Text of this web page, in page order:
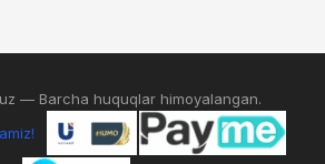
— Barcha huquqlar himoyalangan.